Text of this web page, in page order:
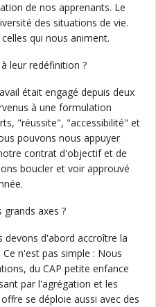
de nos apprenants. Le
des situations de vie.
qui nous animent.
leur redéfinition ?
était engagé depuis deux
à une formulation
"réussite", "accessibilité" et
pouvons nous appuyer
contrat d'objectif et de
boucler et voir approuvé
grands axes ?
devons d'abord accroître la
n'est pas simple : Nous
du CAP petite enfance
par l'agrégation et les
se déploie aussi avec des